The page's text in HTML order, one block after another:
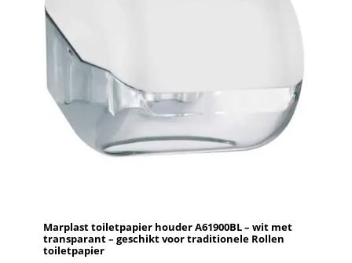
Marplast toiletpapier houder A61900BL – wit met
transparant – geschikt voor traditionele Rollen
toiletpapier